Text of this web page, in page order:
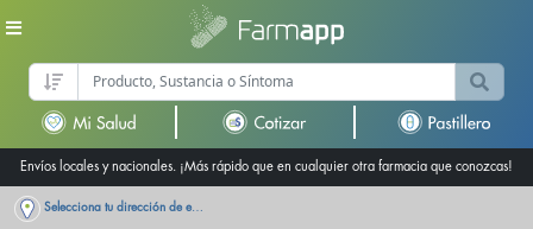
Envíos locales y nacionales. ¡Más rápido que en cualquier otra farmacia que conozcas!
Selecciona tu dirección de entrega